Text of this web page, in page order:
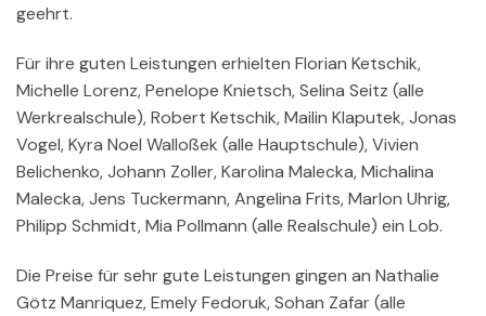
geehrt.
Für ihre guten Leistungen erhielten Florian Ketschik,
Michelle Lorenz, Penelope Knietsch, Selina Seitz (alle
Werkrealschule), Robert Ketschik, Mailin Klaputek, Jonas
Vogel, Kyra Noel Walloßek (alle Hauptschule), Vivien
Belichenko, Johann Zoller, Karolina Malecka, Michalina
Malecka, Jens Tuckermann, Angelina Frits, Marlon Uhrig,
Philipp Schmidt, Mia Pollmann (alle Realschule) ein Lob.
Die Preise für sehr gute Leistungen gingen an Nathalie
Götz Manriquez, Emely Fedoruk, Sohan Zafar (alle